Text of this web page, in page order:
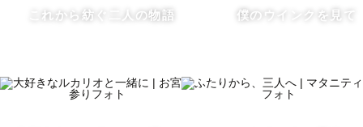
これから紡ぐ二人の物語 僕のウインクを見て